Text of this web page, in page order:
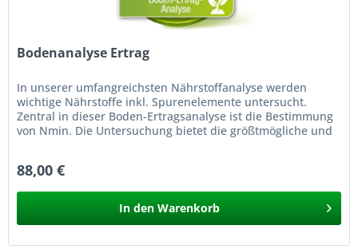
Bodenanalyse Ertrag
In unserer umfangreichsten Nährstoffanalyse werden
wichtige Nährstoffe inkl. Spurenelemente untersucht.
Zentral in dieser Boden-Ertragsanalyse ist die Bestimmung
von Nmin. Die Untersuchung bietet die größtmögliche und
88,00 €
In den Warenkorb